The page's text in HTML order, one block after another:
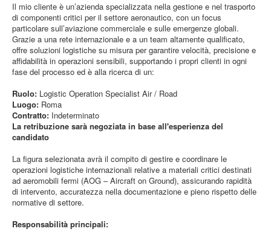
Il mio cliente è un’azienda specializzata nella gestione e nel trasporto
di componenti critici per il settore aeronautico, con un focus
particolare sull’aviazione commerciale e sulle emergenze globali.
Grazie a una rete internazionale e a un team altamente qualificato,
offre soluzioni logistiche su misura per garantire velocità, precisione e
affidabilità in operazioni sensibili, supportando i propri clienti in ogni
fase del processo ed è alla ricerca di un:
Ruolo: Logistic Operation Specialist Air / Road
Luogo: Roma
Contratto: Indeterminato
La retribuzione sarà negoziata in base all'esperienza del
candidato
La figura selezionata avrà il compito di gestire e coordinare le
operazioni logistiche internazionali relative a materiali critici destinati
ad aeromobili fermi (AOG – Aircraft on Ground), assicurando rapidità
di intervento, accuratezza nella documentazione e pieno rispetto delle
normative di settore.
Responsabilità principali: